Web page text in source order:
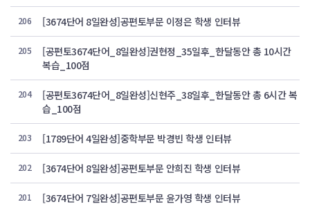
206 [3674단어 8일완성]공편토부문 이정은 학생 인터뷰
205
[공편토3674단어_8일완성]권현정_35일후_한달동안 총 10시간
복습_100점
204
[공편토3674단어_8일완성]신현주_38일후_한달동안 총 6시간 복
습_100점
203 [1789단어 4일완성]중학부문 박경빈 학생 인터뷰
202 [3674단어 8일완성]공편토부문 안희진 학생 인터뷰
201 [3674단어 7일완성]공편토부문 윤가영 학생 인터뷰